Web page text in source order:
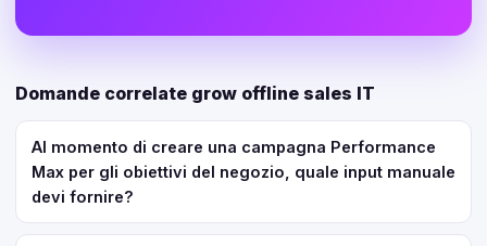
Domande correlate grow offline sales IT
Al momento di creare una campagna Performance
Max per gli obiettivi del negozio, quale input manuale
devi fornire?